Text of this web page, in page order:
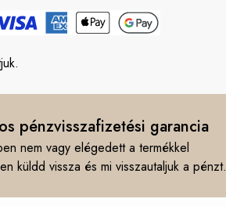
pénzvisszafizetési garancia
nem vagy elégedett a termékkel
küldd vissza és mi visszautaljuk a pénzt.